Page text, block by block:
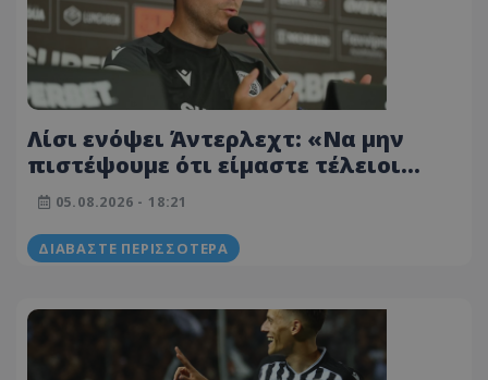
Λίσι ενόψει Άντερλεχτ: «Να μην
πιστέψουμε ότι είμαστε τέλειοι
επειδή κερδίζουμε» - Οι ατάκες για
Γιαννούλη και Λουσέ (ΒΙΝΤΕΟ)
05.08.2026 - 18:21
ΔΙΑΒΆΣΤΕ ΠΕΡΙΣΣΌΤΕΡΑ